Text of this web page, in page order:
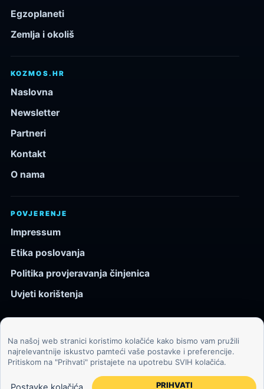
Egzoplaneti
Zemlja i okoliš
KOZMOS.HR
Naslovna
Newsletter
Partneri
Kontakt
O nama
POVJERENJE
Impressum
Etika poslovanja
Politika provjeravanja činjenica
Uvjeti korištenja
© 2026 Kozmos.hr. Sva prava pridržana.
Svemir, znanost, tehnologija i velike ideje za znatiželjne
čitatelje.
Na našoj web stranici koristimo kolačiće kako bismo vam pružili
najrelevantnije iskustvo pamteći vaše postavke i preferencije.
Pritiskom na "Prihvati" pristajete na upotrebu SVIH kolačića.
PRIHVATI